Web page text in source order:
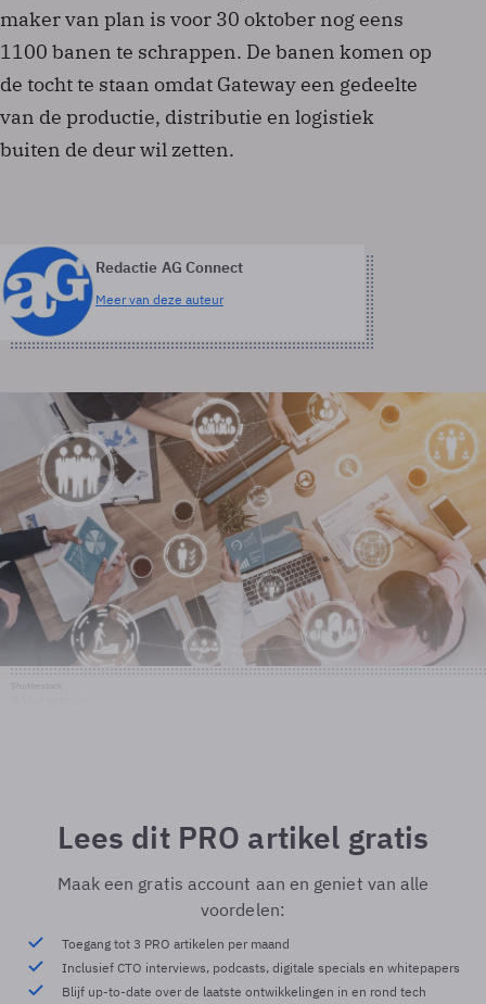
maker van plan is voor 30 oktober nog eens
1100 banen te schrappen. De banen komen op
de tocht te staan omdat Gateway een gedeelte
van de productie, distributie en logistiek
buiten de deur wil zetten.
Redactie AG Connect
Meer van deze auteur
Lees dit PRO artikel gratis
Maak een gratis account aan en geniet van alle
voordelen:
Toegang tot 3 PRO artikelen per maand
Inclusief CTO interviews, podcasts, digitale specials en whitepapers
Blijf up-to-date over de laatste ontwikkelingen in en rond tech